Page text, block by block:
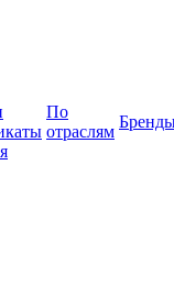
По
отраслям